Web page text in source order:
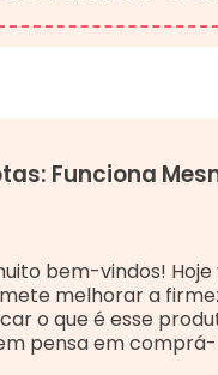
Funciona
bem-vindos!
melhorar a
o que é esse
pensa em comprá-